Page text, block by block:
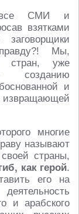
все СМИ и
взятками
Мы,
стран, уже
и
многие
называют
страны,
как герой.
его на
и арабского